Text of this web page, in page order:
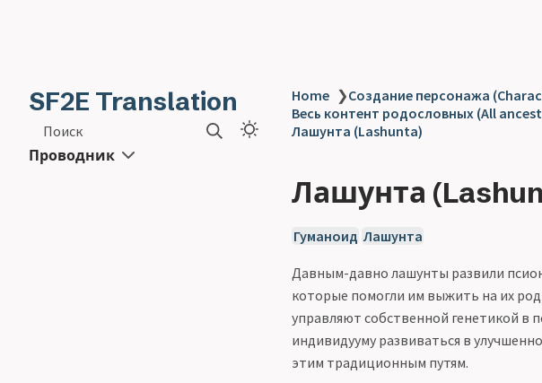
SF2E Translation
Поиск
Проводник
Home ❯Создание персонажа
Весь контент родословных (All
Лашунта (Lashunta)
Лашунта
Гуманоид Лашунта
Давным-давно лашунты развили
которые помогли им выжить на их
управляют собственной генетикой в
индивидууму развиваться в
этим традиционным путям.